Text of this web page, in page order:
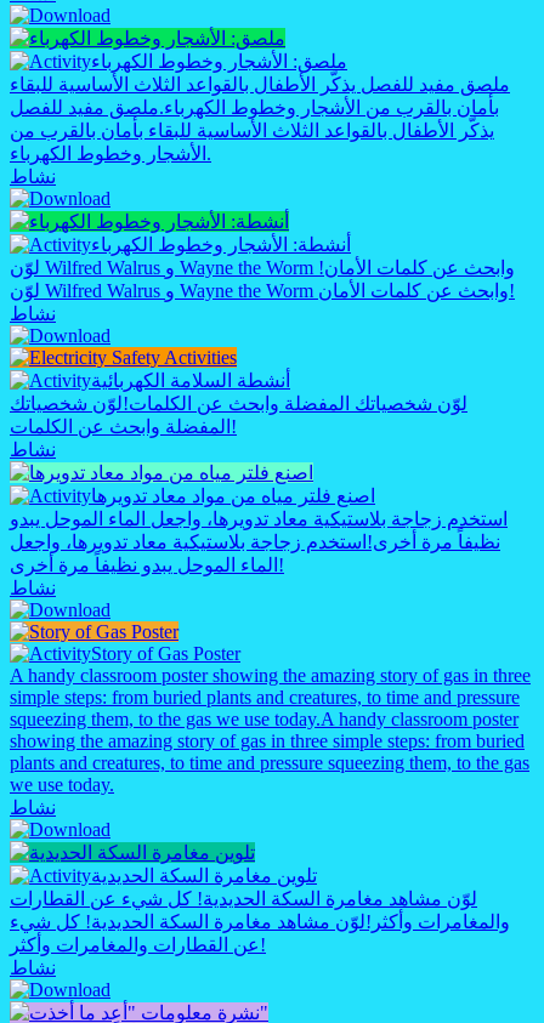
ملصق: الأشجار وخطوط الكهرباء
ملصق مفيد للفصل يذكّر الأطفال بالقواعد الثلاث الأساسية للبقاء
بأمان بالقرب من الأشجار وخطوط الكهرباء.ملصق مفيد للفصل
يذكّر الأطفال بالقواعد الثلاث الأساسية للبقاء بأمان بالقرب من
الأشجار وخطوط الكهرباء.
نشاط
أنشطة: الأشجار وخطوط الكهرباء
لوّن Wilfred Walrus و Wayne the Worm وابحث عن كلمات الأمان!
لوّن Wilfred Walrus و Wayne the Worm وابحث عن كلمات الأمان!
نشاط
أنشطة السلامة الكهربائية
لوّن شخصياتك المفضلة وابحث عن الكلمات!لوّن شخصياتك
المفضلة وابحث عن الكلمات!
نشاط
اصنع فلتر مياه من مواد معاد تدويرها
استخدم زجاجة بلاستيكية معاد تدويرها، واجعل الماء الموحل يبدو
نظيفاً مرة أخرى! استخدم زجاجة بلاستيكية معاد تدويرها، واجعل
الماء الموحل يبدو نظيفاً مرة أخرى!
نشاط
Story of Gas Poster
A handy classroom poster showing the amazing story of gas in three
simple steps: from buried plants and creatures, to time and pressure
squeezing them, to the gas we use today.A handy classroom poster
showing the amazing story of gas in three simple steps: from buried
plants and creatures, to time and pressure squeezing them, to the gas
we use today.
نشاط
تلوين مغامرة السكة الحديدية
لوّن مشاهد مغامرة السكة الحديدية! كل شيء عن القطارات
والمغامرات وأكثر!لوّن مشاهد مغامرة السكة الحديدية! كل شيء
عن القطارات والمغامرات وأكثر!
نشاط